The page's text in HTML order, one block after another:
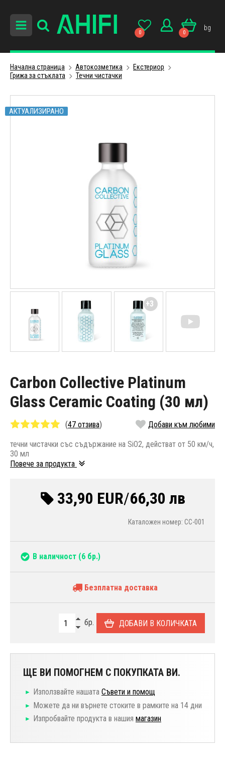
0 0
bg
Начална страница Автокозметика
Екстериор
Грижа за стъклата
Течни чистачки
Carbon Collective Platinum
Glass Ceramic Coating (30 мл)
(47 отзива) Добави към любими
течни чистачки със съдържание на SiO2, действат от 50 км/ч,
30 мл
Повече за продукта
33,90 EUR/66,30 лв
Каталожен номер: CC-001
В наличност (6 бр.)
Безплатна доставка
бр. ДОБАВИ В КОЛИЧКАТА
ЩЕ ВИ ПОМОГНЕМ С ПОКУПКАТА ВИ.
Използвайте нашата Съвети и помощ
Можете да ни върнете стоките в рамките на 14 дни
Изпробвайте продукта в нашия магазин
АКТУАЛИЗИРАНО
+3